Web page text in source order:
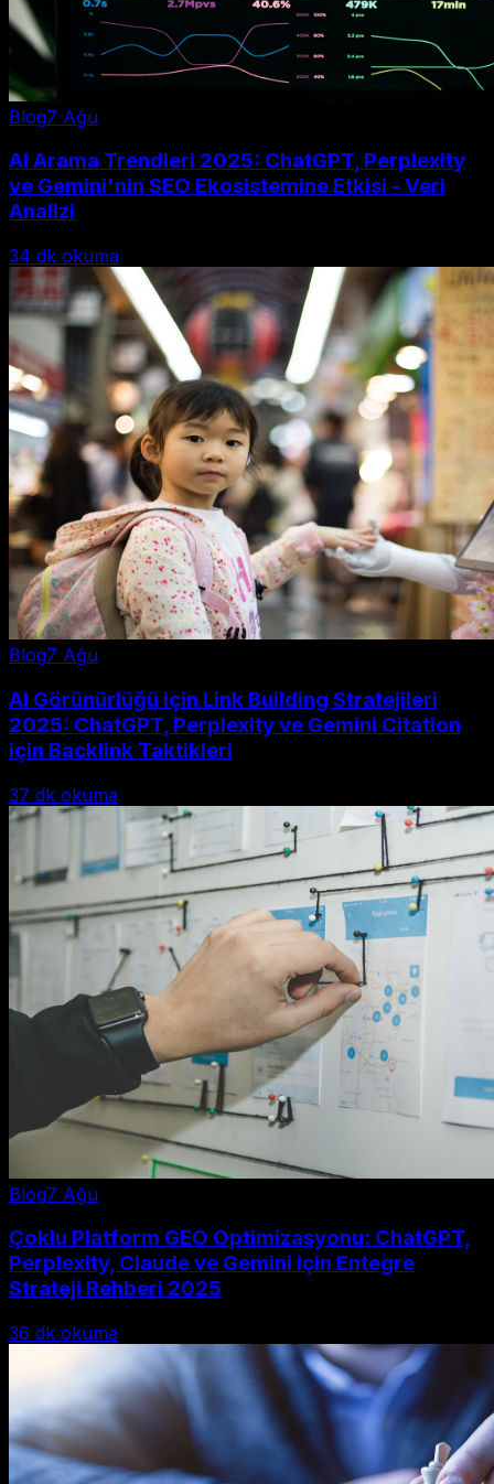
Blog7 Ağu
AI Arama Trendleri 2025: ChatGPT, Perplexity
ve Gemini'nin SEO Ekosistemine Etkisi - Veri
Analizi
34 dk okuma
Blog7 Ağu
AI Görünürlüğü için Link Building Stratejileri
2025: ChatGPT, Perplexity ve Gemini Citation
için Backlink Taktikleri
37 dk okuma
Blog7 Ağu
Çoklu Platform GEO Optimizasyonu: ChatGPT,
Perplexity, Claude ve Gemini için Entegre
Strateji Rehberi 2025
36 dk okuma